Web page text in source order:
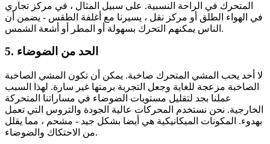
المتحرك في الراحة النسبية. على سبيل المثال ، في مركز تجاري
في الهواء الطلق أو مركز نقل ، يسيرنا مع أغلفة الطقس - يضمن أن
الناس يمكنهم التحرك بسهولة أو المطر أو أشعة الشمس.
5. الحد من الضوضاء
لا أحد يحب المشي المتحرك صاخبة. يمكن أن تكون المشي الصاخبة
الصاخبة مزعجة للغاية وجعل التجربة برمتها غير سارة. لهذا السبب
عملنا بجد لتقليل مستويات الضوضاء في مساراتنا المتحركة
الخارجية. نحن نستخدم المحركات عالية الجودة والتروس التي تعمل
بهدوء. المكونات الميكانيكية هي أيضا بشكل جيد - مشحم ، مما يقلل
من الاحتكاك والضوضاء.